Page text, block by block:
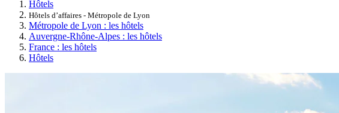
Hôtels
Hôtels d’affaires - Métropole de Lyon
Métropole de Lyon : les hôtels
Auvergne-Rhône-Alpes : les hôtels
France : les hôtels
Hôtels